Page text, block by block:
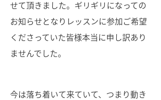
せて頂きました。ギリギリになっての
お知らせとなりレッスンに参加ご希望
くださっていた皆様本当に申し訳あり
ませんでした。
今は落ち着いて来ていて、つまり動き